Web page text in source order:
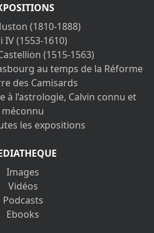
(1810-1888)
IV (1553-1610)
(1515-1563)
au temps de la Réforme
des Camisards
à l’astrologie, Calvin connu et
méconnu
les expositions
Images
Vidéos
Podcasts
Ebooks